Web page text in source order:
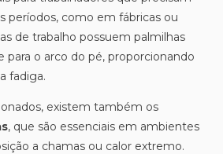
períodos, como em fábricas ou
de trabalho possuem palmilhas
para o arco do pé, proporcionando
fadiga.
existem também os
, que são essenciais em ambientes
a chamas ou calor extremo.